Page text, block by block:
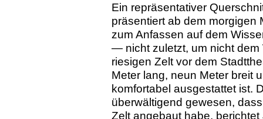
Ein repräsentativer
präsentiert ab dem morgigen
zum Anfassen auf dem
— nicht zuletzt, um nicht
riesigen Zelt vor dem
Meter lang, neun Meter breit
komfortabel ausgestattet ist.
überwältigend gewesen,
Zelt angebaut habe,